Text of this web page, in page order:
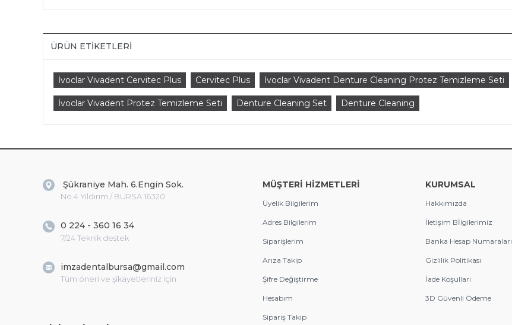
ÜRÜN ETIKETLERI
İvoclar Vivadent Cervitec Plus Cervitec Plus İvoclar Vivadent Denture Cleaning Protez Temizleme Seti
İvoclar Vivadent Protez Temizleme Seti Denture Cleaning Set Denture Cleaning
Şükraniye Mah. 6.Engin Sok.
No.4 Yıldırım / BURSA 16320
0 224 - 360 16 34
7/24 Teknik destek
imzadentalbursa@gmail.com
Tüm öneri ve şikayetleriniz için
MÜŞTERİ HİZMETLERİ
Üyelik Bilgilerim
Adres Bilgilerim
Siparişlerim
Arıza Takip
Şifre Değiştirme
Hesabım
Sipariş Takip
KURUMSAL
Hakkımızda
İletişim Bİlgilerimiz
Banka Hesap Numaraları
Gizlilik Politikası
İade Koşulları
3D Güvenli Ödeme